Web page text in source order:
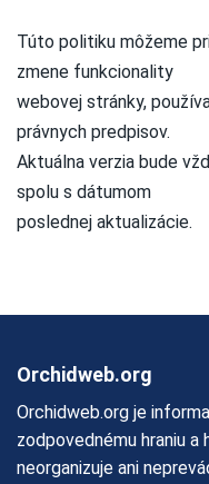
Túto politiku môžeme
zmene funkcionality
webovej stránky,
právnych predpisov.
Aktuálna verzia bude
spolu s dátumom
poslednej aktualizácie.
Orchidweb.org
Orchidweb.org je
zodpovednému hraniu a
neorganizuje ani